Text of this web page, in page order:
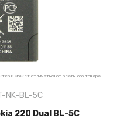
и может отличаться от реального товара
NK-BL-5C
220 Dual BL-5C